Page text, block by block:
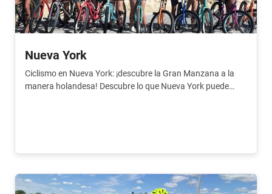
Nueva York
Ciclismo en Nueva York: ¡descubre la Gran Manzana a la
manera holandesa! Descubre lo que Nueva York puede